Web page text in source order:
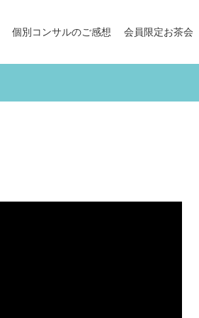
個別コンサルのご感想 会員限定お茶会